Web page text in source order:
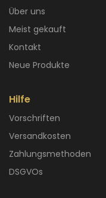
Über uns
Meist gekauft
Kontakt
Neue Produkte
Hilfe
Vorschriften
Versandkosten
Zahlungsmethoden
DSGVOs